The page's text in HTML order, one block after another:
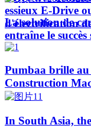
essieux E-Drive
d'électrification
La solution de
entraîne le
Pumbaa brille
Construction
In South Asia,